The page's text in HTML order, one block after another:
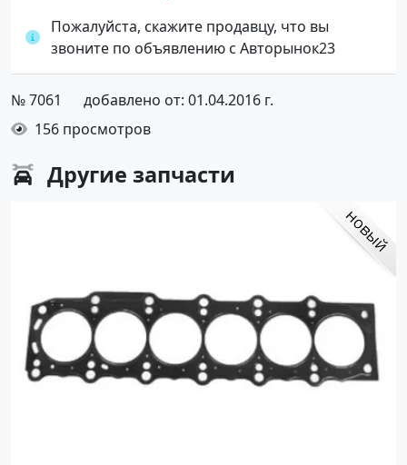
Пожалуйста, скажите продавцу, что вы
звоните по объявлению с Авторынок23
№ 7061
добавлено от: 01.04.2016 г.
156 просмотров
Другие запчасти